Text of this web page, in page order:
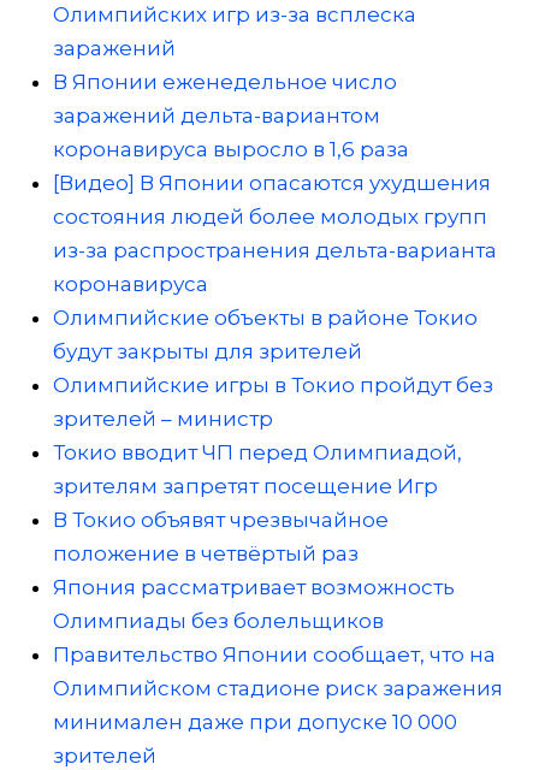
Олимпийских игр из-за всплеска
заражений
В Японии еженедельное число
заражений дельта-вариантом
коронавируса выросло в 1,6 раза
[Видео] В Японии опасаются ухудшения
состояния людей более молодых групп
из-за распространения дельта-варианта
коронавируса
Олимпийские объекты в районе Токио
будут закрыты для зрителей
Олимпийские игры в Токио пройдут без
зрителей – министр
Токио вводит ЧП перед Олимпиадой,
зрителям запретят посещение Игр
В Токио объявят чрезвычайное
положение в четвёртый раз
Япония рассматривает возможность
Олимпиады без болельщиков
Правительство Японии сообщает, что на
Олимпийском стадионе риск заражения
минимален даже при допуске 10 000
зрителей